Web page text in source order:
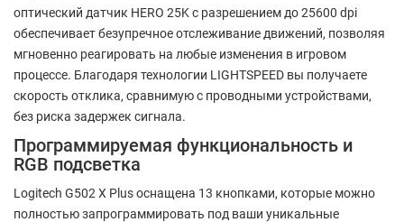
оптический датчик HERO 25K с разрешением до 25600 dpi
обеспечивает безупречное отслеживание движений, позволяя
мгновенно реагировать на любые изменения в игровом
процессе. Благодаря технологии LIGHTSPEED вы получаете
скорость отклика, сравнимую с проводными устройствами,
без риска задержек сигнала.
Программируемая функциональность и
RGB подсветка
Logitech G502 X Plus оснащена 13 кнопками, которые можно
полностью запрограммировать под ваши уникальные